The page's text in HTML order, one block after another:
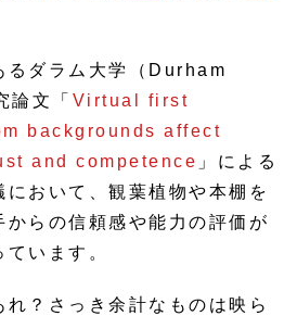
るダラム大学（Durham
文「 Virtual first
backgrounds affect
and competence 」による
において、観葉植物や本棚を
からの信頼感や能力の評価が
います。
れ？さっき余計なものは映ら